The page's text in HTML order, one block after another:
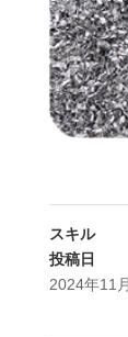
スキル
投稿日
2024年11